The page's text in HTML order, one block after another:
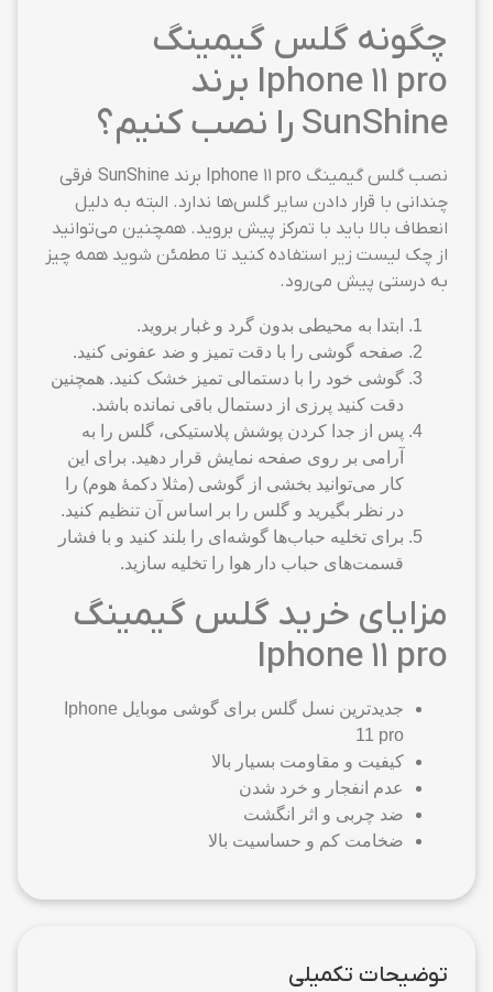
چگونه گلس گیمینگ
Iphone 11 pro برند
SunShine را نصب کنیم؟
نصب گلس گیمینگ Iphone 11 pro برند SunShine فرقی
چندانی با قرار دادن سایر گلس‌ها ندارد. البته به دلیل
انعطاف بالا باید با تمرکز پیش بروید. همچنین می‌توانید
از چک لیست زیر استفاده کنید تا مطمئن شوید همه چیز
به درستی پیش می‌رود.
ابتدا به محیطی بدون گرد و غبار بروید.
صفحه گوشی را با دقت تمیز و ضد عفونی کنید.
گوشی خود را با دستمالی تمیز خشک کنید. همچنین
دقت کنید پرزی از دستمال باقی نمانده باشد.
پس از جدا کردن پوشش پلاستیکی، گلس را به
آرامی بر روی صفحه نمایش قرار دهید. برای این
کار می‌توانید بخشی از گوشی (مثلا دکمهٔ هوم) را
در نظر بگیرید و گلس را بر اساس آن تنظیم کنید.
برای تخلیه حباب‌ها گوشه‌ای را بلند کنید و با فشار
قسمت‌های حباب دار هوا را تخلیه سازید.
مزایای خرید گلس گیمینگ
Iphone 11 pro
جدیدترین نسل گلس برای گوشی موبایل Iphone
11 pro
کیفیت و مقاومت بسیار بالا
عدم انفجار و خرد شدن
ضد چربی و اثر انگشت
ضخامت کم و حساسیت بالا
توضیحات تکمیلی